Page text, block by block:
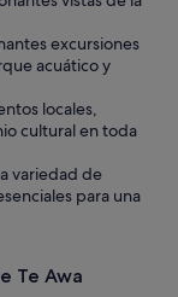
excursiones
acuático y
locales,
cultural en toda
variedad de
para una
Te Awa